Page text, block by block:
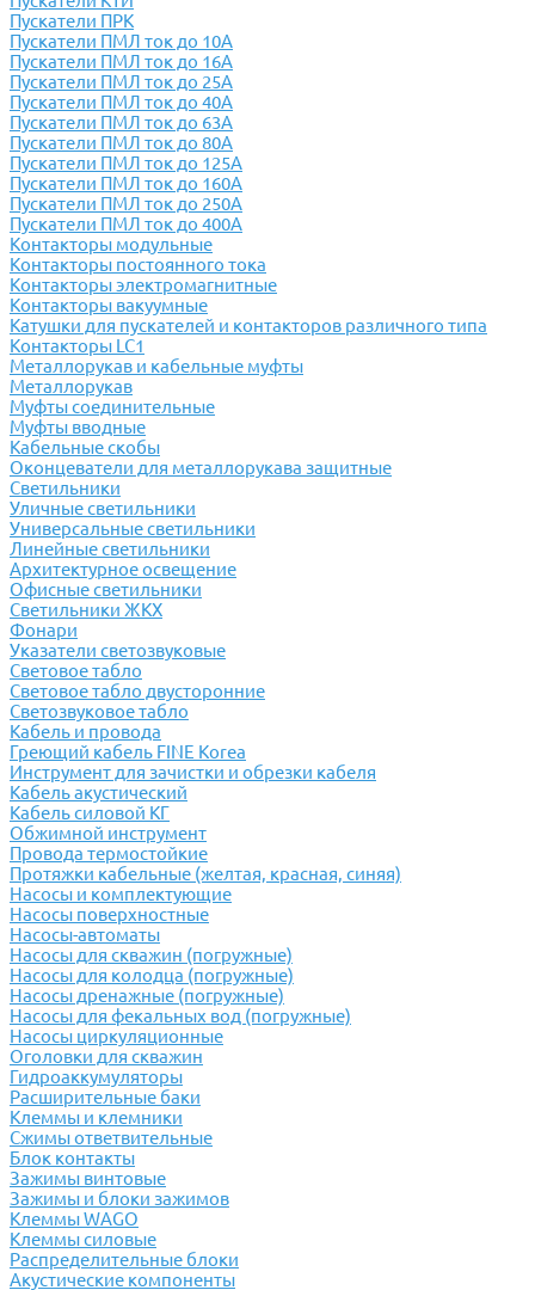
Пускатели ПРК
Пускатели ПМЛ ток до 10А
Пускатели ПМЛ ток до 16А
Пускатели ПМЛ ток до 25А
Пускатели ПМЛ ток до 40А
Пускатели ПМЛ ток до 63А
Пускатели ПМЛ ток до 80А
Пускатели ПМЛ ток до 125А
Пускатели ПМЛ ток до 160А
Пускатели ПМЛ ток до 250А
Пускатели ПМЛ ток до 400А
Контакторы модульные
Контакторы постоянного тока
Контакторы электромагнитные
Контакторы вакуумные
Катушки для пускателей и контакторов различного типа
Контакторы LC1
Металлорукав и кабельные муфты
Металлорукав
Муфты соединительные
Муфты вводные
Кабельные скобы
Оконцеватели для металлорукава защитные
Светильники
Уличные светильники
Универсальные светильники
Линейные светильники
Архитектурное освещение
Офисные светильники
Светильники ЖКХ
Фонари
Указатели светозвуковые
Световое табло
Световое табло двусторонние
Светозвуковое табло
Кабель и провода
Греющий кабель FINE Korea
Инструмент для зачистки и обрезки кабеля
Кабель акустический
Кабель силовой КГ
Обжимной инструмент
Провода термостойкие
Протяжки кабельные (желтая, красная, синяя)
Насосы и комплектующие
Насосы поверхностные
Насосы-автоматы
Насосы для скважин (погружные)
Насосы для колодца (погружные)
Насосы дренажные (погружные)
Насосы для фекальных вод (погружные)
Насосы циркуляционные
Оголовки для скважин
Гидроаккумуляторы
Расширительные баки
Клеммы и клемники
Cжимы ответвительные
Блок контакты
Зажимы винтовые
Зажимы и блоки зажимов
Клеммы WAGO
Клеммы силовые
Распределительные блоки
Акустические компоненты